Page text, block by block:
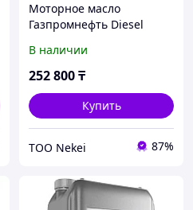
Моторное масло
Газпромнефть Diesel
(253140185)
В наличии
252 800₸
Купить
ТОО Nekei 87%